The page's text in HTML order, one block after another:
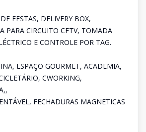
FESTAS, DELIVERY BOX,
PARA CIRCUITO CFTV, TOMADA
E CONTROLE POR TAG.
ESPAÇO GOURMET, ACADEMIA,
CWORKING,
FECHADURAS MAGNETICAS